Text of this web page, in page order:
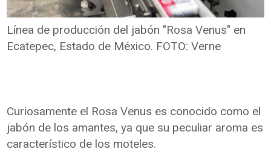
Línea de producción del jabón "Rosa Venus" en
Ecatepec, Estado de México. FOTO: Verne
Curiosamente el Rosa Venus es conocido como el
jabón de los amantes, ya que su peculiar aroma es
característico de los moteles.